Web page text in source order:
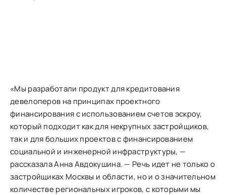
«Мы разработали продукт для кредитования
девелоперов на принципах проектного
финансирования с использованием счетов эскроу,
который подходит как для некрупных застройщиков,
так и для больших проектов с финансированием
социальной и инженерной инфраструктуры, —
рассказала Анна Авдокушина. — Речь идет не только о
застройщиках Москвы и области, но и о значительном
количестве региональных игроков, с которыми мы